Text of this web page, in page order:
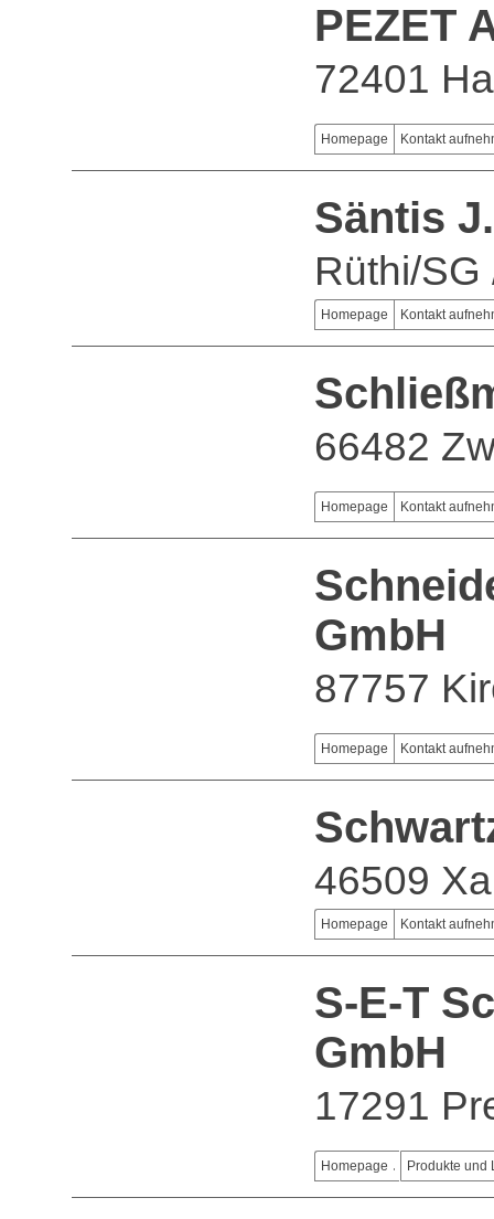
PEZET
72401
Homepage Kontakt
Säntis
Rüthi/
Homepage Kontakt
66482
Homepage Kontakt
GmbH
87757
Homepage Kontakt
46509
Homepage Kontakt
S-E-T
GmbH
17291
Homepage Produkte und